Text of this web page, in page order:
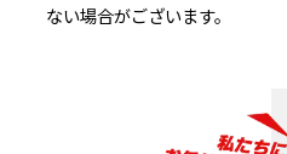
ない場合がございます。